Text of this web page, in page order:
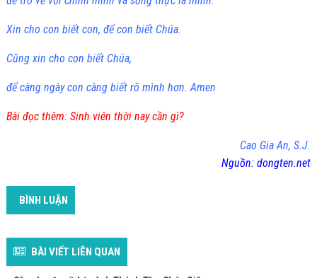
Xin cho con biết con, để con biết Chúa.
Cũng xin cho con biết Chúa,
để càng ngày con càng biết rõ mình hơn. Amen
Bài đọc thêm:Sinh viên thời nay cần gì?
Cao Gia An, S.J.
Nguồn:dongten.net
BÌNH LUẬN
BÀI VIẾT LIÊN QUAN